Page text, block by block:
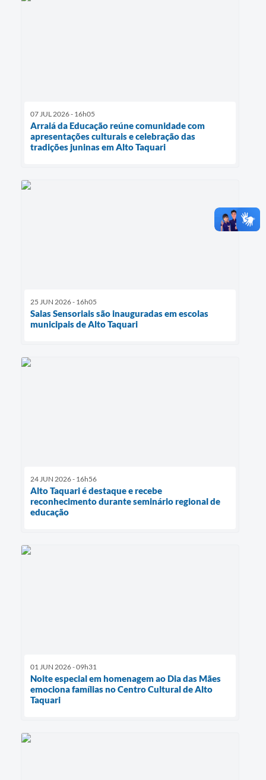
07 JUL 2026 - 16h05
Arraiá da Educação reúne comunidade com
apresentações culturais e celebração das
tradições juninas em Alto Taquari
25 JUN 2026 - 16h05
Salas Sensoriais são inauguradas em escolas
municipais de Alto Taquari
24 JUN 2026 - 16h56
Alto Taquari é destaque e recebe
reconhecimento durante seminário regional de
educação
01 JUN 2026 - 09h31
Noite especial em homenagem ao Dia das Mães
emociona famílias no Centro Cultural de Alto
Taquari